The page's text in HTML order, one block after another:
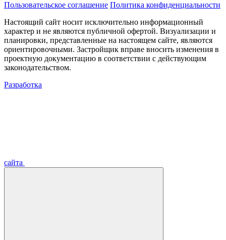
Пользовательское соглашение Политика конфиденциальности
Настоящий сайт носит исключительно информационный
характер и не являются публичной офертой. Визуализации и
планировки, представленные на настоящем сайте, являются
ориентировочными. Застройщик вправе вносить изменения в
проектную документацию в соответствии с действующим
законодательством.
Разработка
сайта